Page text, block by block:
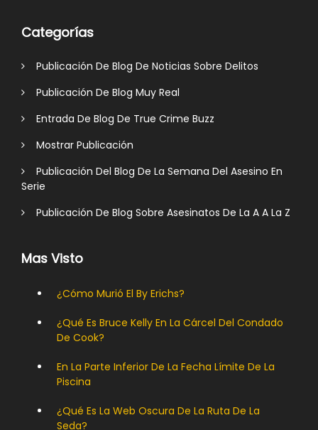
Categorías
Publicación De Blog De Noticias Sobre Delitos
Publicación De Blog Muy Real
Entrada De Blog De True Crime Buzz
Mostrar Publicación
Publicación Del Blog De La Semana Del Asesino En
Serie
Publicación De Blog Sobre Asesinatos De La A A La Z
Mas Visto
¿Cómo Murió El By Erichs?
¿Qué Es Bruce Kelly En La Cárcel Del Condado
De Cook?
En La Parte Inferior De La Fecha Límite De La
Piscina
¿Qué Es La Web Oscura De La Ruta De La
Seda?